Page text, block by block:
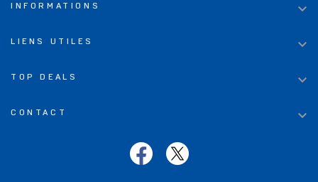
INFORMATIONS 
LIENS UTILES 
TOP DEALS 
CONTACT 